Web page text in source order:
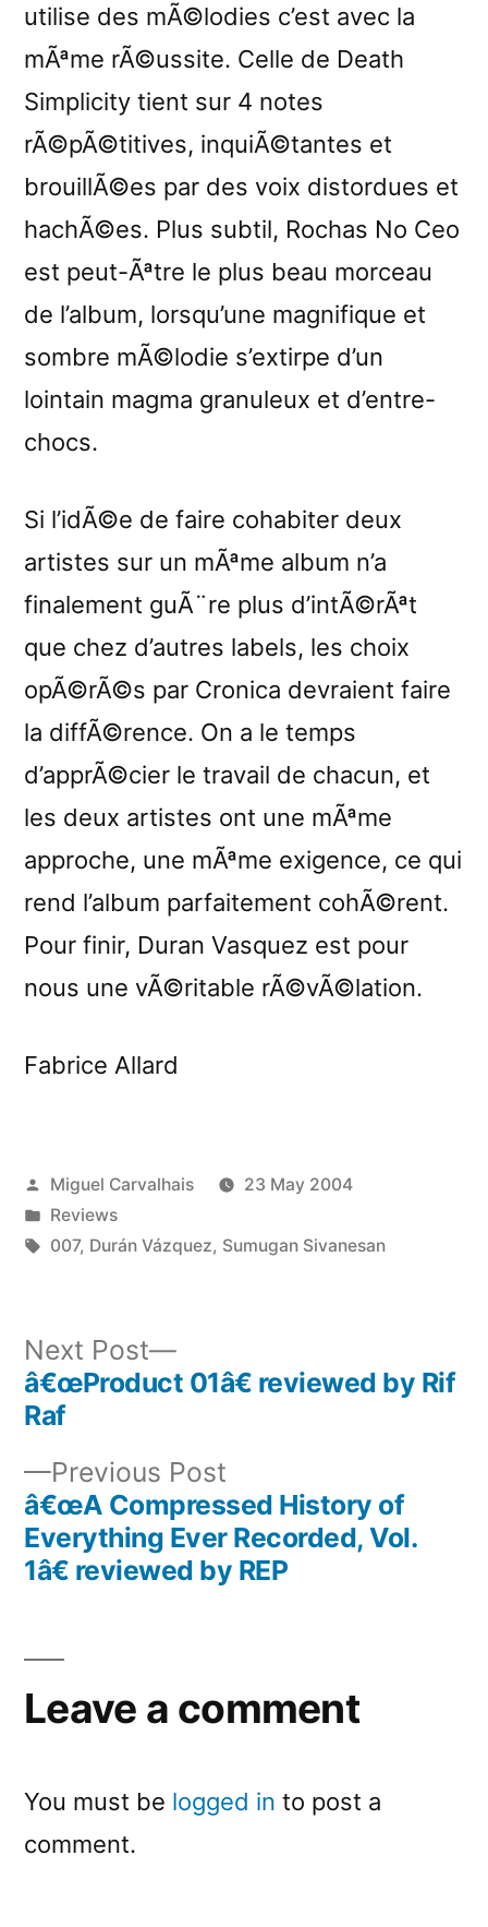
utilise des mÃ©lodies c’est avec la
mÃªme rÃ©ussite. Celle de Death
Simplicity tient sur 4 notes
rÃ©pÃ©titives, inquiÃ©tantes et
brouillÃ©es par des voix distordues et
hachÃ©es. Plus subtil, Rochas No Ceo
est peut-Ãªtre le plus beau morceau
de l’album, lorsqu’une magnifique et
sombre mÃ©lodie s’extirpe d’un
lointain magma granuleux et d’entre-
chocs.
Si l’idÃ©e de faire cohabiter deux
artistes sur un mÃªme album n’a
finalement guÃ¨re plus d’intÃ©rÃªt
que chez d’autres labels, les choix
opÃ©rÃ©s par Cronica devraient faire
la diffÃ©rence. On a le temps
d’apprÃ©cier le travail de chacun, et
les deux artistes ont une mÃªme
approche, une mÃªme exigence, ce qui
rend l’album parfaitement cohÃ©rent.
Pour finir, Duran Vasquez est pour
nous une vÃ©ritable rÃ©vÃ©lation.
Fabrice Allard
Posted
by
Miguel Carvalhais
23 May 2004
Posted
in
Reviews
Tags:
007, Durán Vázquez, Sumugan Sivanesan
Post
navigation
Previous Post
post:
â€œA Compressed History of
Everything Ever Recorded, Vol.
1â€ reviewed by REP
Next Post
Next
post:
â€œProduct 01â€ reviewed by Rif
Raf
Leave a comment
You must be logged in to post a
comment.